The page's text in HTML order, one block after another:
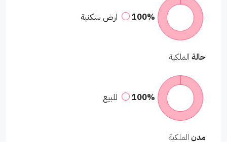
100% ارض سكنية
حالة الملكية
100% للبيع
مدن الملكية